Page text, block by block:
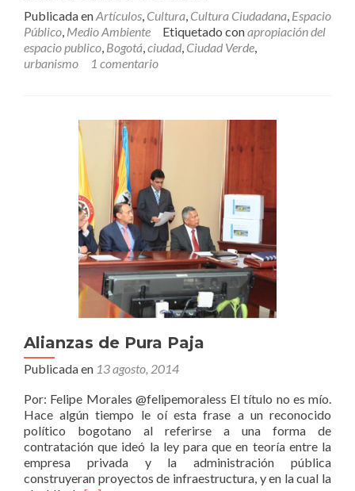
Publicada enArtículos, Cultura, Cultura Ciudadana, Espacio
Público, Medio Ambiente Etiquetado conapropiación del
espacio publico, Bogotá,ciudad, Ciudad Verde,
urbanismo
1 comentario
Alianzas de Pura Paja
Publicada en 13 agosto, 2014
Por: Felipe Morales @felipemoraless El título no es mío.
Hace algún tiempo le oí esta frase a un reconocido
político bogotano al referirse a una forma de
contratación que ideó la ley para que en teoría entre la
empresa privada y la administración pública
construyeran proyectos de infraestructura, y en la cual la